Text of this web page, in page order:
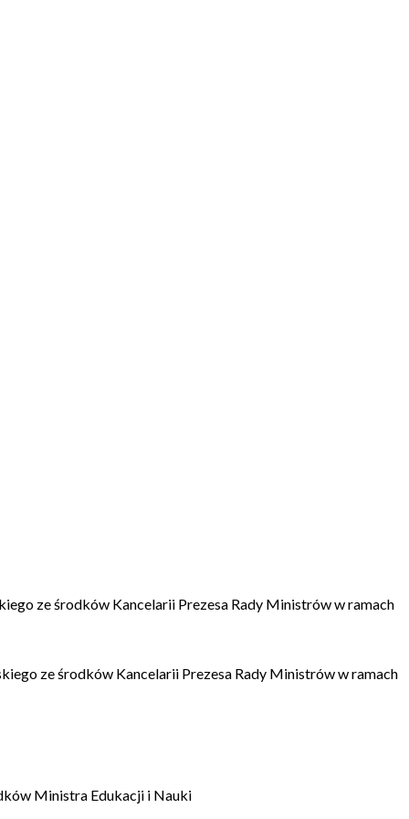
ze środków Kancelarii Prezesa Rady Ministrów w ramach
ze środków Kancelarii Prezesa Rady Ministrów w ramach
Ministra Edukacji i Nauki